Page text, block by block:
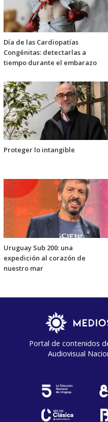
Día de las Cardiopatías
Congénitas: detectarlas a
tiempo durante el embarazo
Proteger lo intangible
Uruguay Sub 200: una
expedición al corazón de
nuestro mar
Portal de contenidos
Audiovisual